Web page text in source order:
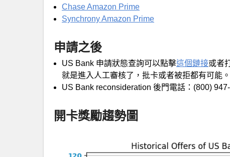
Chase Amazon Prime
Synchrony Amazon Prime
申請之後
US Bank 申請狀態查詢可以點擊這個鏈接或者
就是進入人工審核了，批卡或者被拒都有可能。
US Bank reconsideration 後門電話：(800) 947-
開卡獎勵趨勢圖